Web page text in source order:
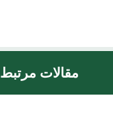
مقالات مرتبط